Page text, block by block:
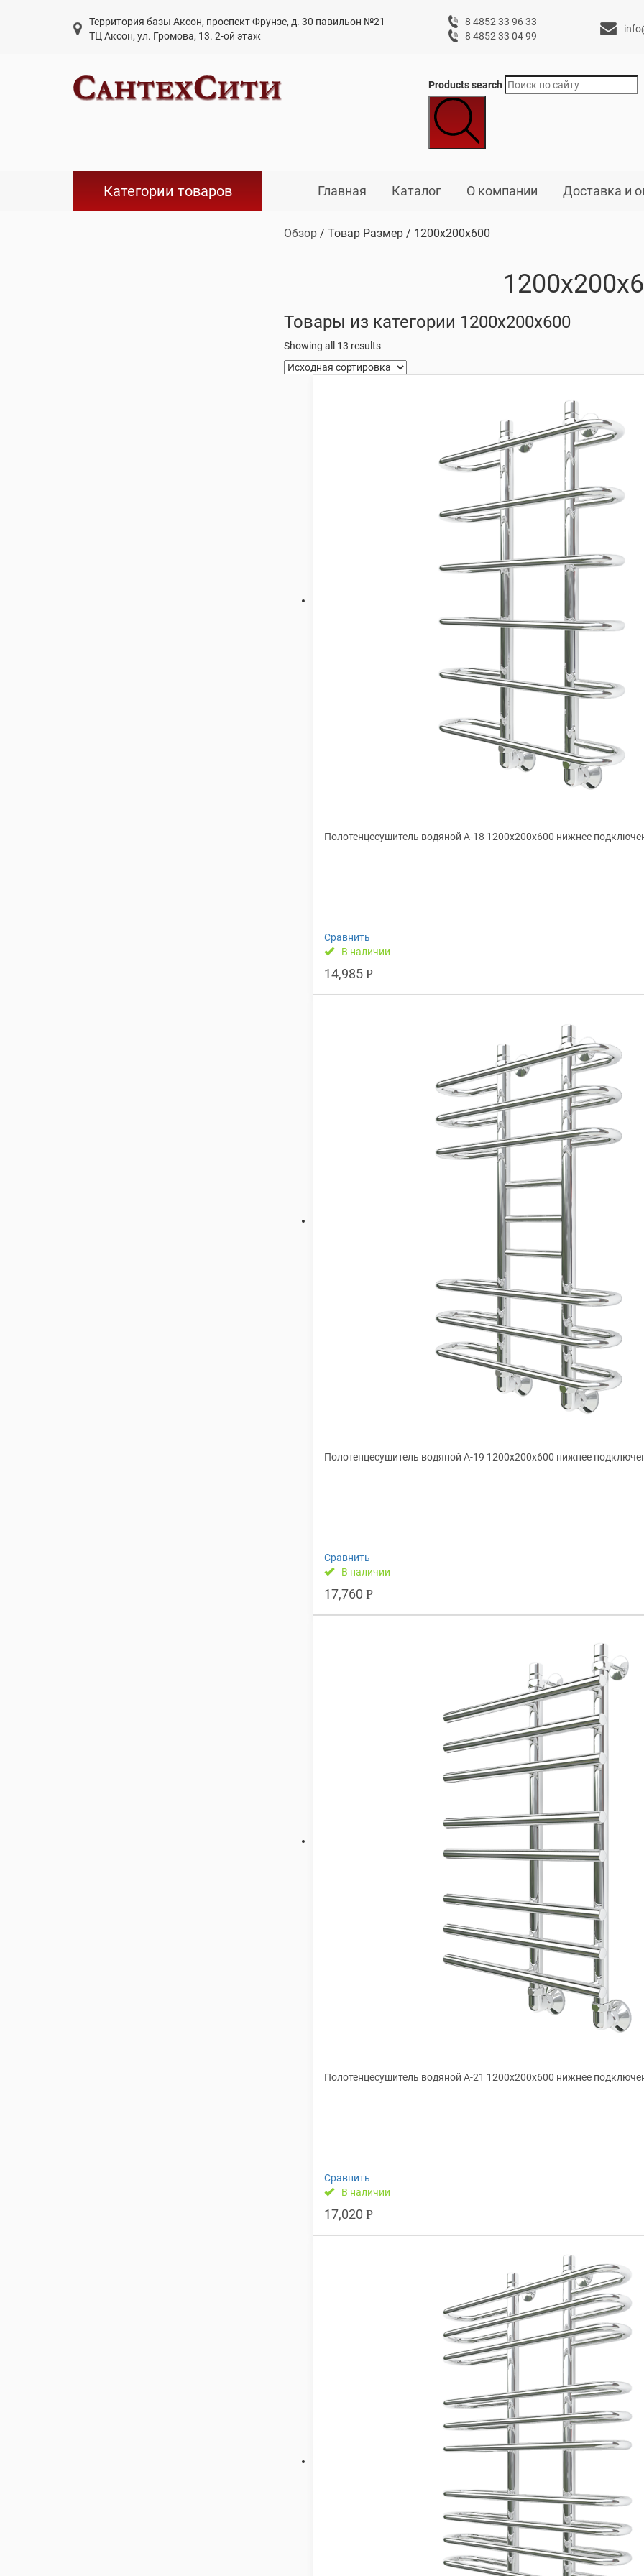
Территория базы Аксон, проспект Фрунзе, д. 30 павильон №21
ТЦ Аксон, ул. Громова, 13. 2-ой этаж
8 4852 33 96 33
8 4852 33 04 99
Products search
Главная Каталог О компании Доставка и
Категории товаров
Обзор/ Товар Размер / 1200х200х600
Товары из категории 1200х200х600
Showing all 13 results
Полотенцесушитель водяной А-18 1200x200x600 нижнее
Сравнить
В наличии
14,985 Р
Полотенцесушитель водяной А-19 1200x200x600 нижнее
Сравнить
В наличии
17,760 Р
Полотенцесушитель водяной А-21 1200x200x600 нижнее
Сравнить
В наличии
17,020 Р